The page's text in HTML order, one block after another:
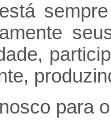
para